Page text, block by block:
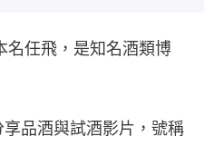
名任飛，是知名酒類博
品酒與試酒影片，號稱